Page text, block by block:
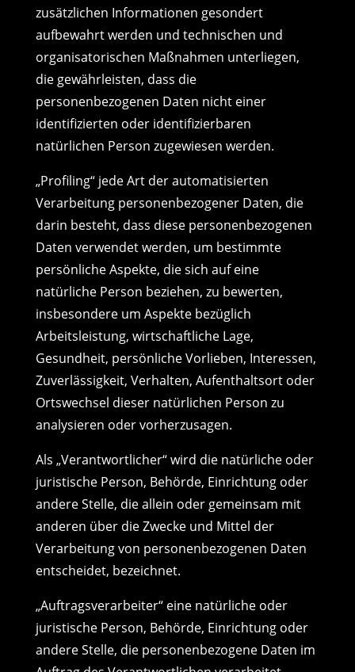
zusätzlichen Informationen gesondert
aufbewahrt werden und technischen und
organisatorischen Maßnahmen unterliegen,
die gewährleisten, dass die
personenbezogenen Daten nicht einer
identifizierten oder identifizierbaren
natürlichen Person zugewiesen werden.
„Profiling“ jede Art der automatisierten
Verarbeitung personenbezogener Daten, die
darin besteht, dass diese personenbezogenen
Daten verwendet werden, um bestimmte
persönliche Aspekte, die sich auf eine
natürliche Person beziehen, zu bewerten,
insbesondere um Aspekte bezüglich
Arbeitsleistung, wirtschaftliche Lage,
Gesundheit, persönliche Vorlieben, Interessen,
Zuverlässigkeit, Verhalten, Aufenthaltsort oder
Ortswechsel dieser natürlichen Person zu
analysieren oder vorherzusagen.
Als „Verantwortlicher“ wird die natürliche oder
juristische Person, Behörde, Einrichtung oder
andere Stelle, die allein oder gemeinsam mit
anderen über die Zwecke und Mittel der
Verarbeitung von personenbezogenen Daten
entscheidet, bezeichnet.
„Auftragsverarbeiter“ eine natürliche oder
juristische Person, Behörde, Einrichtung oder
andere Stelle, die personenbezogene Daten im